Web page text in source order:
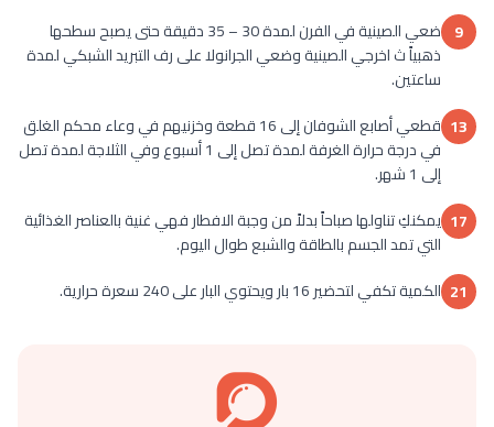
9
ضعي الصينية في الفرن لمدة 30 – 35 دقيقة حتى يصبح سطحها
ذهبياً ث اخرجي الصينية وضعي الجرانولا على رف التبريد الشبكي لمدة
ساعتين.
13
قطعي أصابع الشوفان إلى 16 قطعة وخزنيهم في وعاء محكم الغلق
في درجة حرارة الغرفة لمدة تصل إلى 1 أسبوع وفي الثلاجة لمدة تصل
إلى 1 شهر.
17 يمكنكِ تناولها صباحاً بدلاً من وجبة الافطار فهي غنية بالعناصر الغذائية
التي تمد الجسم بالطاقة والشبع طوال اليوم.
21 الكمية تكفي لتحضير 16 بار ويحتوي البار على 240 سعرة حرارية.